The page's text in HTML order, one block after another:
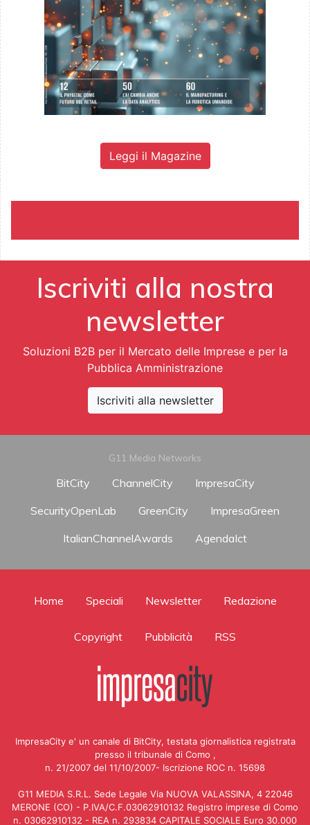
Leggi il Magazine
Iscriviti alla nostra
newsletter
Soluzioni B2B per il Mercato delle Imprese e per la
Pubblica Amministrazione
Iscriviti alla newsletter
G11 Media Networks
BitCity ChannelCity
ImpresaCity
SecurityOpenLab
GreenCity
ImpresaGreen
ItalianChannelAwards
AgendaIct
Home Speciali Newsletter Redazione
Copyright Pubblicità RSS
ImpresaCity e' un canale di BitCity, testata giornalistica registrata
presso il tribunale di Como ,
n. 21/2007 del 11/10/2007- Iscrizione ROC n. 15698
G11 MEDIA S.R.L. Sede Legale Via NUOVA VALASSINA, 4 22046
MERONE (CO) - P.IVA/C.F.03062910132 Registro imprese di Como
n. 03062910132 - REA n. 293834 CAPITALE SOCIALE Euro 30.000